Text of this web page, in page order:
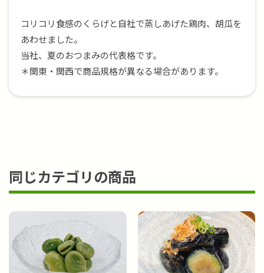
コリコリ食感のくらげと自社で蒸しあげた鶏肉、胡瓜を
あわせました。
当社、夏のおつまみの代表格です。
＊関東・関西で商品規格が異なる場合があります。
同じカテゴリの商品